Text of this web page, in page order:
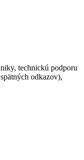
technickú podporu
odkazov),